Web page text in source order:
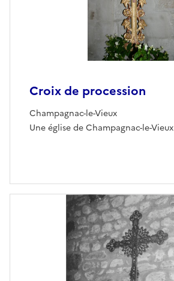
Croix de procession
Champagnac-le-Vieux
Une église de Champagnac-le-Vieux